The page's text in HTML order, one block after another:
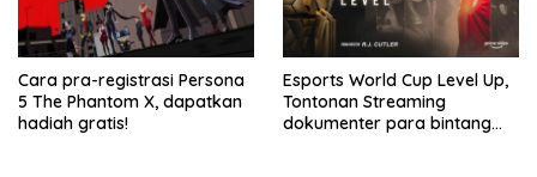
Cara pra-registrasi Persona
5 The Phantom X, dapatkan
hadiah gratis!
Esports World Cup Level Up,
Tontonan Streaming
dokumenter para bintang